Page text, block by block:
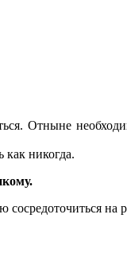
Отныне
как никогда.
на